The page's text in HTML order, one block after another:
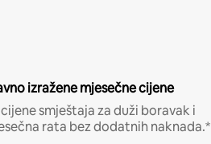
izražene mjesečne cijene
smještaja za duži boravak i
rata bez dodatnih naknada.*